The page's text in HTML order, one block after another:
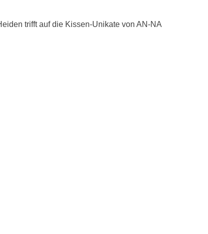
trifft auf die Kissen-Unikate von AN-NA